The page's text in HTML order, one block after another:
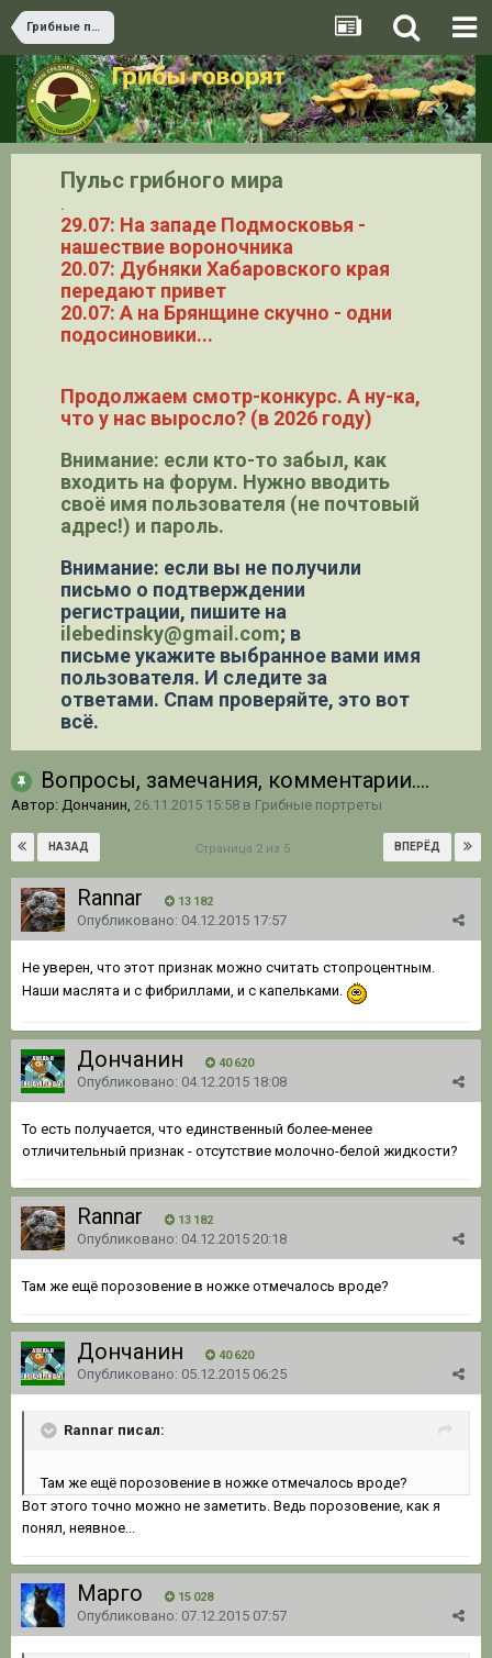
Грибные портреты
Пульс грибного мира
.
29.07: На западе Подмосковья -
нашествие вороночника
20.07: Дубняки Хабаровского края
передают привет
20.07: А на Брянщине скучно - одни
подосиновики...
Продолжаем смотр-конкурс. А ну-ка,
что у нас выросло? (в 2026 году)
Внимание: если кто-то забыл, как
входить на форум. Нужно вводить
своё имя пользователя (не почтовый
адрес!) и пароль.
Внимание: если вы не получили
письмо о подтверждении
регистрации, пишите на
ilebedinsky@gmail.com; в
письме укажите выбранное вами имя
пользователя. И следите за
ответами. Спам проверяйте, это вот
всё.
Вопросы, замечания, комментарии....
Автор: Дончанин, 26.11.2015 15:58 в Грибные портреты
НАЗАД ВПЕРЁД
Страница 2 из 5
Rannar 13 182
Опубликовано: 04.12.2015 17:57
Не уверен, что этот признак можно считать стопроцентным.
Наши маслята и с фибриллами, и с капельками.
Дончанин 40 620
Опубликовано: 04.12.2015 18:08
То есть получается, что единственный более-менее
отличительный признак - отсутствие молочно-белой жидкости?
Rannar 13 182
Опубликовано: 04.12.2015 20:18
Там же ещё порозовение в ножке отмечалось вроде?
Дончанин 40 620
Опубликовано: 05.12.2015 06:25
Rannar писал:
Там же ещё порозовение в ножке отмечалось вроде?
Вот этого точно можно не заметить. Ведь порозовение, как я
понял, неявное...
Марго 15 028
Опубликовано: 07.12.2015 07:57